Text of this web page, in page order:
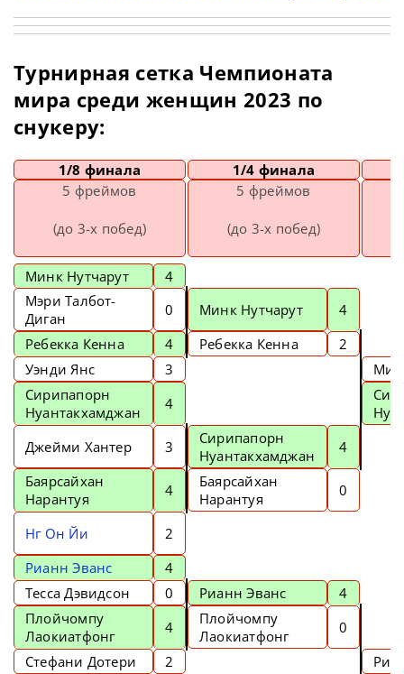
Турнирная сетка Чемпионата
мира среди женщин 2023 по
снукеру:
1/8 финала
1/4 финала
5 фреймов
(до 3-х побед)
5 фреймов
(до 3-х побед)
Минк Нутчарут
4
Мэри Талбот-
Диган
0 Минк Нутчарут
4
Ребекка Кенна
4 Ребекка Кенна
2
Уэнди Янс
3
Сирипапорн
Нуантакхамджан
4
Джейми Хантер
3
Сирипапорн
Нуантакхамджан
4
Баярсайхан
Нарантуя
4
Баярсайхан
Нарантуя
0
Нг Он Йи
2
Рианн Эванс
4
Тесса Дэвидсон
0 Рианн Эванс
4
Плойчомпу
Лаокиатфонг
4
Плойчомпу
Лаокиатфонг
0
Стефани Дотери
2